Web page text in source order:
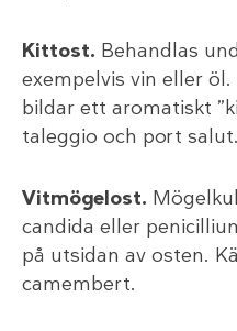
Kittost. Behandlas
exempelvis vin eller
bildar ett aromatiskt
taleggio och port salut.
Vitmögelost.
candida eller
på utsidan av osten.
camembert.